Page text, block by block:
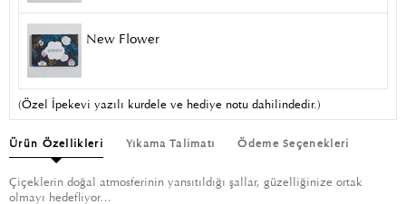
New Flower
(Özel İpekevi yazılı kurdele ve hediye notu dahilindedir.)
Ürün Özellikleri Yıkama Talimatı Ödeme Seçenekleri
Çiçeklerin doğal atmosferinin yansıtıldığı şallar, güzelliğinize ortak
olmayı hedefliyor…